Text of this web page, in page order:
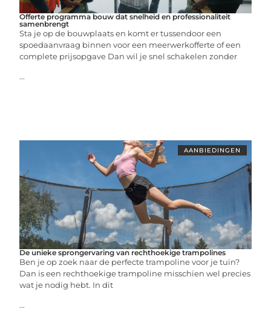
Offerte programma bouw dat snelheid en professionaliteit
samenbrengt
Sta je op de bouwplaats en komt er tussendoor een
spoedaanvraag binnen voor een meerwerkofferte of een
complete prijsopgave Dan wil je snel schakelen zonder
...
AANBIEDINGEN
De unieke sprongervaring van rechthoekige trampolines
Ben je op zoek naar de perfecte trampoline voor je tuin?
Dan is een rechthoekige trampoline misschien wel precies
wat je nodig hebt. In dit
...